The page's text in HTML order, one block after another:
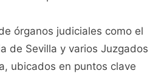
órganos judiciales como el
de Sevilla y varios Juzgados
ubicados en puntos clave